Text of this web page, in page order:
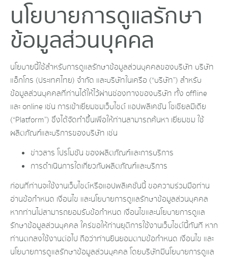
นโยบายการดูแลรักษา
ข้อมูลส่วนบุคคล
นโยบายนี้ใช้สำหรับการดูแลรักษาข้อมูลส่วนบุคคลของบริษัท บริษัท
แอ็กโกร (ประเทศไทย) จำกัด และบริษัทในเครือ (“บริษัท”) สำหรับ
ข้อมูลส่วนบุคคลที่ท่านได้ให้ไว้ผ่านช่องทางของบริษัท ทั้ง offline
และ online เช่น การเข้าเยี่ยมชมเว็บไซต์ แอปพลิเคชัน โซเชียลมีเดีย
(“Platform”) ซึ่งได้จัดทำขึ้นเพื่อให้ท่านสามารถค้นหา เยี่ยมชม ใช้
ผลิตภัณฑ์และบริการของบริษัท เช่น
ข่าวสาร โปรโมชัน ของผลิตภัณฑ์และการบริการ
การดำเนินการใดเกี่ยวกับผลิตภัณฑ์และบริการ
ก่อนที่ท่านจะใช้งานเว็บไซต์หรือแอปพลิเคชั่นนี้ ขอความร่วมมือท่าน
อ่านข้อกำหนด เงื่อนไข และนโยบายการดูแลรักษาข้อมูลส่วนบุคคล
หากท่านไม่สามารถยอมรับข้อกำหนด เงื่อนไขและนโยบายการดูแล
รักษาข้อมูลส่วนบุคคล ใคร่ขอให้ท่านยุติการใช้งานเว็บไซต์นี้ทันที หาก
ท่านตกลงใช้งานต่อไป ถือว่าท่านยินยอมตามข้อกำหนด เงื่อนไข และ
นโยบายการดูแลรักษาข้อมูลส่วนบุคคล โดยบริษัทมีนโยบายการดูแล